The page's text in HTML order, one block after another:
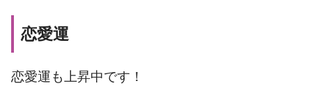
恋愛運
恋愛運も上昇中です！